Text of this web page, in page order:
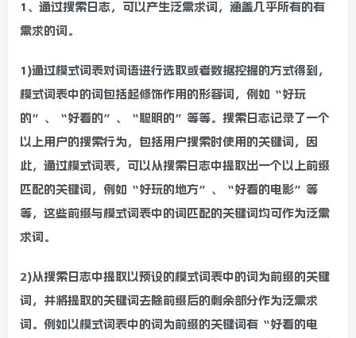
1、通过搜索日志，可以产生泛需求词，涵盖几乎所有的有
需求的词。
1)通过模式词表对词语进行选取或者数据挖掘的方式得到，
模式词表中的词包括起修饰作用的形容词，例如“好玩
的”、“好看的”、“聪明的”等等。搜索日志记录了一个
以上用户的搜索行为，包括用户搜索时使用的关键词，因
此，通过模式词表，可以从搜索日志中提取出一个以上前缀
匹配的关键词，例如“好玩的地方”、“好看的电影”等
等，这些前缀与模式词表中的词匹配的关键词均可作为泛需
求词。
2)从搜索日志中提取以预设的模式词表中的词为前缀的关键
词，并将提取的关键词去除前缀后的剩余部分作为泛需求
词。例如以模式词表中的词为前缀的关键词有“好看的电